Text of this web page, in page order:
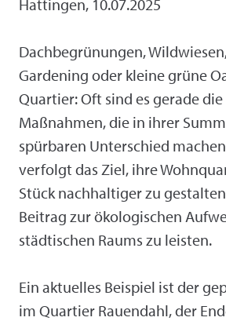
Hattingen, 10.07.2025
Dachbegrünungen,
Gardening oder kleine grüne
Quartier: Oft sind es gerade
Maßnahmen, die in ihrer
spürbaren Unterschied
verfolgt das Ziel, ihre
Stück nachhaltiger zu
Beitrag zur ökologischen
städtischen Raums zu leisten.
Ein aktuelles Beispiel ist der
im Quartier Rauendahl, der